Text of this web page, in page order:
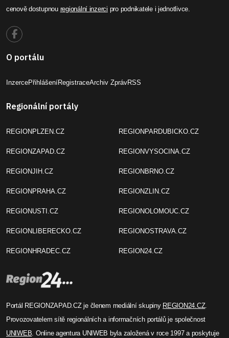
cenově dostupnou regionální inzerci pro podnikatele i jednotlivce.
O portálu
InzercePřihlášeníRegistraceArchiv ZprávRSS
Regionální portály
REGIONPLZEN.CZ
REGIONZAPAD.CZ
REGIONJIH.CZ
REGIONPRAHA.CZ
REGIONUSTI.CZ
REGIONLIBERECKO.CZ
REGIONHRADEC.CZ
REGIONPARDUBICKO.CZ
REGIONVYSOCINA.CZ
REGIONBRNO.CZ
REGIONZLIN.CZ
REGIONOLOMOUC.CZ
REGIONOSTRAVA.CZ
REGION24.CZ
Portál REGIONZAPAD.CZ je členem mediální skupiny REGION24.CZ.
Provozovatelem sítě regionálních a informačních portálů je společnost
UNIWEB. Online agentura UNIWEB byla založená v roce 1997 a poskytuje